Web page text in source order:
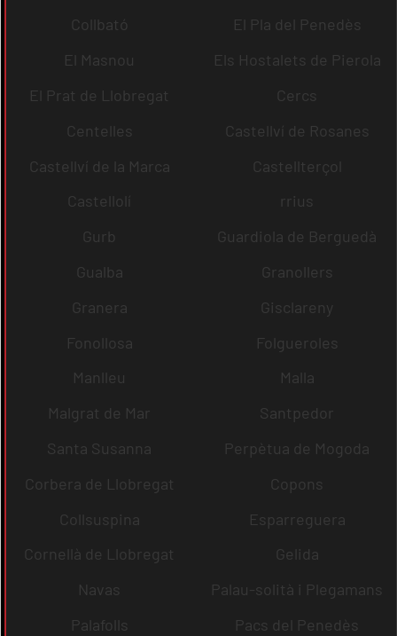
Collbató
El Pla del Penedès
El Masnou
Els Hostalets de Pierola
El Prat de Llobregat
Cercs
Centelles
Castellví de Rosanes
Castellví de la Marca
Castellterçol
Castellolí
rrius
Gurb
Guardiola de Berguedà
Gualba
Granollers
Granera
Gisclareny
Fonollosa
Folgueroles
Manlleu
Malla
Malgrat de Mar
Santpedor
Santa Susanna
Perpètua de Mogoda
Corbera de Llobregat
Copons
Collsuspina
Esparreguera
Cornellà de Llobregat
Gelida
Navas
Palau-solità i Plegamans
Palafolls
Pacs del Penedès